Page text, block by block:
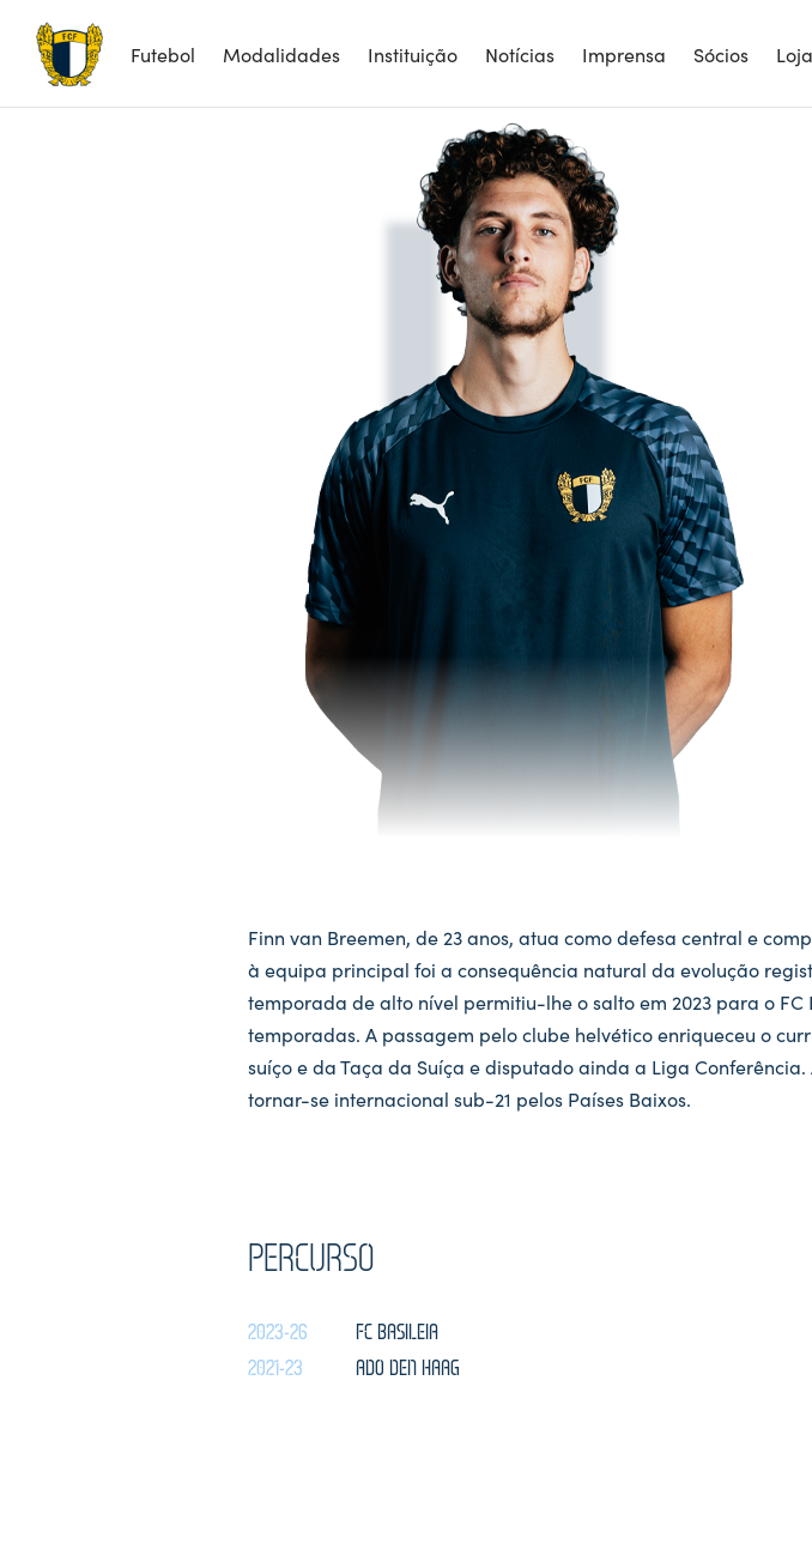
Futebol Modalidades Instituição Notícias Imprensa Sócios Loja
4
Finn van Breemen, de 23 anos, atua como defesa central e
à equipa principal foi a consequência natural da evolução
temporada de alto nível permitiu-lhe o salto em 2023 para o FC
temporadas. A passagem pelo clube helvético enriqueceu o
suíço e da Taça da Suíça e disputado ainda a Liga
tornar-se internacional sub-21 pelos Países Baixos.
PERCURSO
2023-26
FC BASILEIA
2021-23
ADO DEN HAAG